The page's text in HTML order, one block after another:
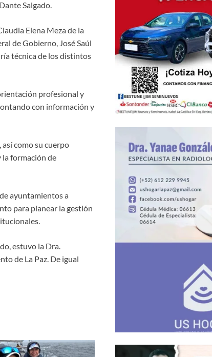
Salgado.
Elena Meza de la
de Gobierno, José Saúl
técnica de los distintos
profesional y
con información y
como su cuerpo
formación de
ayuntamientos a
para planear la gestión
estuvo la Dra.
de La Paz. De igual